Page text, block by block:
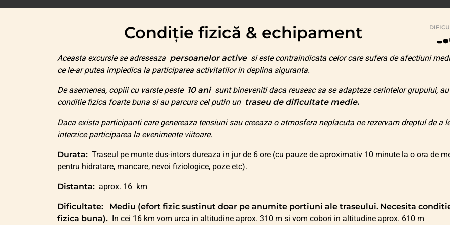
Condiție fizică & echipament
Aceasta excursie se adreseaza persoanelor active si este contraindicata celor care sufera de afectiuni
ce le-ar putea impiedica la participarea activitatilor in deplina siguranta.
De asemenea, copiii cu varste peste 10 ani sunt bineveniti daca reusesc sa se adapteze cerintelor grupului,
conditie fizica foarte buna si au parcurs cel putin un traseu de dificultate medie.
Daca exista participanti care genereaza tensiuni sau creeaza o atmosfera neplacuta ne rezervam dreptul de a
interzice participarea la evenimente viitoare.
Durata: Traseul pe munte dus-intors dureaza in jur de 6 ore (cu pauze de aproximativ 10 minute la o ora de
pentru hidratare, mancare, nevoi fiziologice, poze etc).
Distanta: aprox. 16 km
Dificultate:
Mediu (efort fizic sustinut doar pe anumite portiuni ale traseului. Necesita
fizica buna).
In cei 16 km vom urca in altitudine aprox. 310 m si vom cobori in altitudine aprox. 610 m